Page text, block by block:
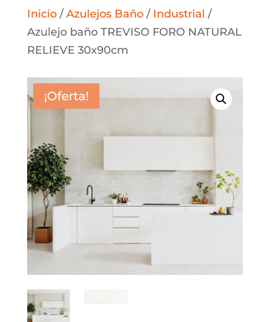
Inicio/Azulejos Baño/ Industrial /
Azulejo baño TREVISO FORO NATURAL
RELIEVE 30x90cm
¡Oferta!